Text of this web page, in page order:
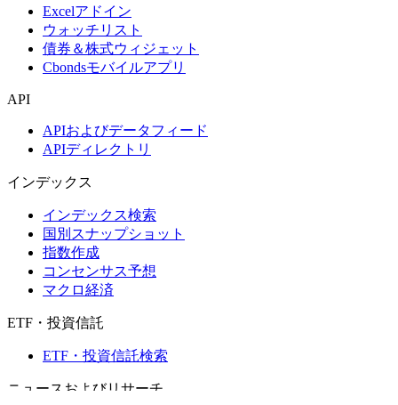
Excelアドイン
ウォッチリスト
債券＆株式ウィジェット
Cbondsモバイルアプリ
API
APIおよびデータフィード
APIディレクトリ
インデックス
インデックス検索
国別スナップショット
指数作成
コンセンサス予想
マクロ経済
ETF・投資信託
ETF・投資信託検索
ニュースおよびリサーチ